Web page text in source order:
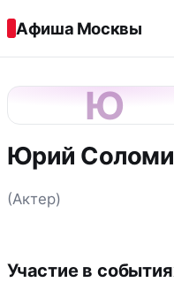
Афиша Москвы
Ю
Юрий
(Актер)
Участие в